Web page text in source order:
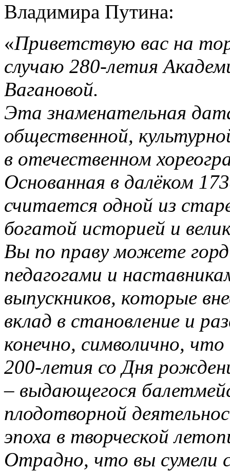
Владимира Путина:
«Приветствую вас на
случаю 280-летия
Вагановой.
Эта знаменательная
общественной,
в отечественном
Основанная в далёком
считается одной из
богатой историей и
Вы по праву можете
педагогами и
выпускников, которые
вклад в становление и
конечно, символично,
200-летия со Дня
– выдающегося
плодотворной
эпоха в творческой
Отрадно, что вы сумели